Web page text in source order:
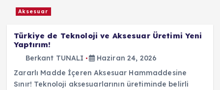
Aksesuar
Türkiye de Teknoloji ve Aksesuar Üretimi Yeni
Yaptırım!
Berkant TUNALI
Haziran 24, 2026
Zararlı Madde İçeren Aksesuar Hammaddesine
Sınır! Teknoloji aksesuarlarının üretiminde belirli